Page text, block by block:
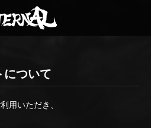
について
用いただき、